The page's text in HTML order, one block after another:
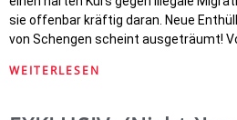
sie offenbar kräftig daran. Neue
von Schengen scheint ausgeträumt!
WEITERLESEN